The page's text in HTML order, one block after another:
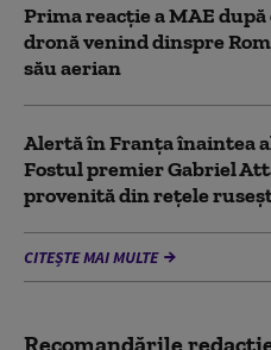
Prima reacție a MAE
dronă venind dinspre
său aerian
Alertă în Franța înaintea
Fostul premier Gabriel
provenită din rețele
CITEȘTE MAI MULTE
Recomandările